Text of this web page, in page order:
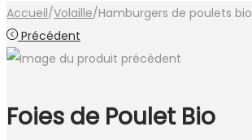
Accueil/Volaille/Hamburgers de poulets bio
Précédent
Foies de Poulet Bio